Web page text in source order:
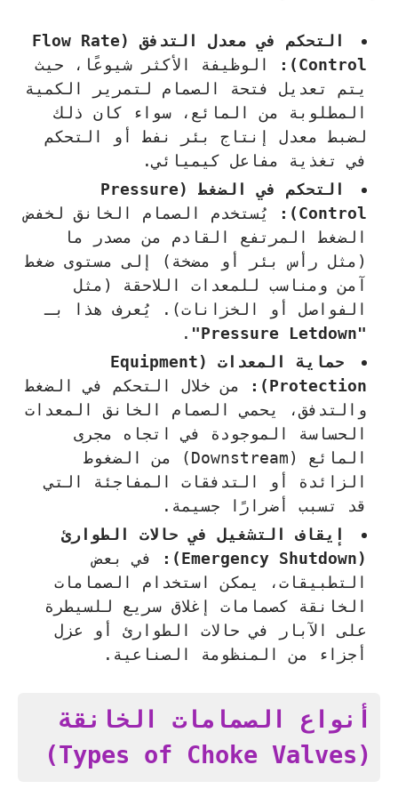
التحكم في معدل التدفق (Flow Rate
Control):
الوظيفة الأكثر شيوعًا، حيث
يتم تعديل فتحة الصمام لتمرير الكمية
المطلوبة من المائع، سواء كان ذلك
لضبط معدل إنتاج بئر نفط أو التحكم
في تغذية مفاعل كيميائي.
التحكم في الضغط (Pressure
Control):
يُستخدم الصمام الخانق لخفض
الضغط المرتفع القادم من مصدر ما
(مثل رأس بئر أو مضخة) إلى مستوى ضغط
آمن ومناسب للمعدات اللاحقة (مثل
الفواصل أو الخزانات). يُعرف هذا بـ
"Pressure Letdown"
.
حماية المعدات (Equipment
Protection):
من خلال التحكم في الضغط
والتدفق، يحمي الصمام الخانق المعدات
الحساسة الموجودة في اتجاه مجرى
المائع (Downstream) من الضغوط
الزائدة أو التدفقات المفاجئة التي
قد تسبب أضرارًا جسيمة.
إيقاف التشغيل في حالات الطوارئ
(Emergency Shutdown):
في بعض
التطبيقات، يمكن استخدام الصمامات
الخانقة كصمامات إغلاق سريع للسيطرة
على الآبار في حالات الطوارئ أو عزل
أجزاء من المنظومة الصناعية.
أنواع الصمامات الخانقة
(Types of Choke Valves)